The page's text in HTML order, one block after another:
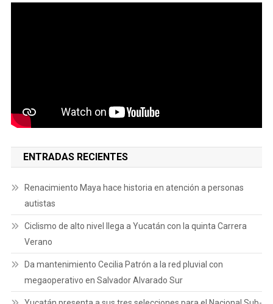
ENTRADAS RECIENTES
Renacimiento Maya hace historia en atención a personas
autistas
Ciclismo de alto nivel llega a Yucatán con la quinta Carrera
Verano
Da mantenimiento Cecilia Patrón a la red pluvial con
megaoperativo en Salvador Alvarado Sur